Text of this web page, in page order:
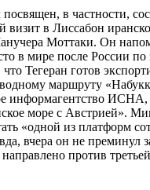
в частности,
визит в Лиссабон
Моттаки. Он
в мире после России по
Тегеран готов
маршруту
информагентство ИСНА,
море с Австрией».
«одной из платформ
вчера он не преминул
против